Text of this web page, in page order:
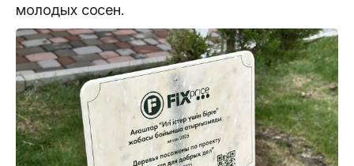
молодых сосен.